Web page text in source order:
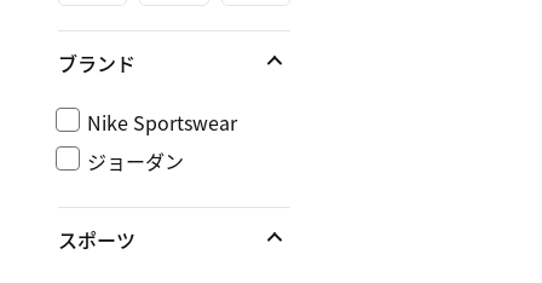
ブランド
Nike Sportswear
ジョーダン
スポーツ